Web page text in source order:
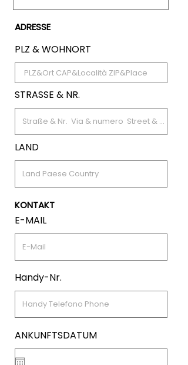
PLZ & WOHNORT
STRASSE & NR.
LAND
E-MAIL
Handy-Nr.
ANKUNFTSDATUM
q
KONTAKT
ADRESSE